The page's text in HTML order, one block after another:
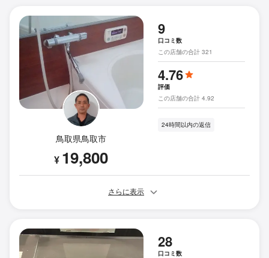
鳥取県鳥取市
¥ 19,800
9
口コミ数
この店舗の合計 321
4.76
評価
この店舗の合計 4.92
24時間以内の返信
さらに表示
28
口コミ数